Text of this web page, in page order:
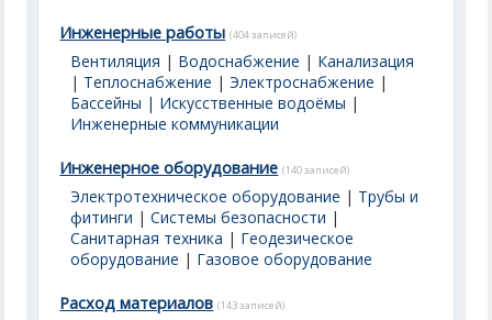
Инженерные работы (404 записей)
Вентиляция | Водоснабжение | Канализация
| Теплоснабжение |Электроснабжение |
Бассейны | Искусственные водоёмы |
Инженерные коммуникации
Инженерное оборудование (140 записей)
Электротехническое оборудование | Трубы и
фитинги |Системы безопасности |
Санитарная техника | Геодезическое
оборудование | Газовое оборудование
Расход материалов (143 записей)